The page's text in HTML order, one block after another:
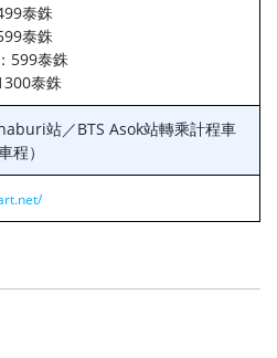
泰銖
泰銖
599泰銖
泰銖
站／BTS Asok站轉乘計程車
程）